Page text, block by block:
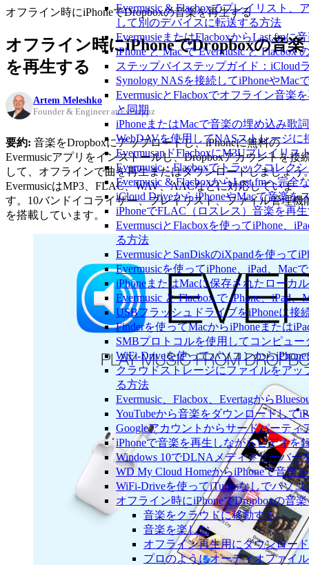
Evermusic & Flacboxでプレイリスト
して別のデバイスに転送する方法
EvermusieまたはFlacboxからLast.fmに
iPhone と Mac で Evermusic と
ステップバイステップガイド：iCloud
Synology NASを接続してiPhoneやMac
EvermusicとFlacboxでオフライン音楽
と同期
iPhoneまたはMacで音楽の埋め込み歌
WebDAVを使用してNASストレージに
EvermusanドFlacboxにM3Uプレイリ
Evermusic・Flacboxでトラックコレク
Evermusic & FlacboxからLast.fmへ完
iCloud DriveからiPhoneやMacで音楽を
iPhoneでFLAC（ロスレス）音楽を再
EvermusciとFlacboxを使ってiPhone、
る方法
EvermusicとSanDiskのiXpandを使っ
Evermusicを使ってiPhone、iPad、Mac
iPhoneまたはMacに保存されたローカ
Evermusic と Flacbox で iPhone、iPad
USBフラッシュドライブをiPhoneに
Finderを使ってMacからiPhoneまたは
SMBプロトコルを使用してコンピュ
WiFi-Driveを使ってパソコンから
クラウドストレージにファイルをアッ
る方法
Evermusic、Flacbox、Evertagから
YouTubeから音楽をダウンロードして
Googleアカウントからサードパーティ
iPhoneで音楽を再生しながらビデオを
Windows 10でDLNAメディアサーバー
WD My Cloud HomeからiPhoneで音楽
WiFi-Driveを使ってiTunesなしでパソ
オフライン時にiPhoneでDropboxの音
音楽をクラウドに移動する
音楽を楽しむ
オフライン再生用にダウンロード
プロのようにオーディオファイ
オフライン時にiPhoneでDropboxの音楽を再生する
オフライン時にiPhoneでDropboxの音楽
を再生する
Artem Meleshko
Founder & Engineer at Everappz
要約: 音楽をDropboxにアップロードし、iPhoneに無料の
Evermusicアプリをインストールし、Dropboxアカウントを接
して、オフラインで曲を再生またはダウンロードしましょう
EvermusicはMP3、FLAC、WAV、AACなどに対応していま
す。10バンドイコライザー、プレイリスト、ファイル管理機
を搭載しています。